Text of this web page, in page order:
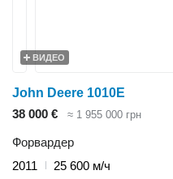
ВИДЕО
John Deere 1010E
38 000 €
≈ 1 955 000 грн
Форвардер
2011
25 600 м/ч